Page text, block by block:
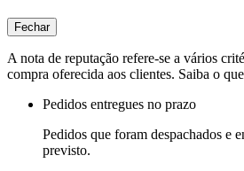
Fechar
A nota de reputação refere-se a vários
compra oferecida aos clientes. Saiba o
Pedidos entregues no prazo
Pedidos que foram despachados e
previsto.